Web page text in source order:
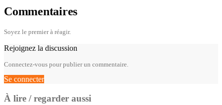
Commentaires
Soyez le premier à réagir.
Rejoignez la discussion
Connectez-vous pour publier un commentaire.
Se connecter
À lire / regarder aussi